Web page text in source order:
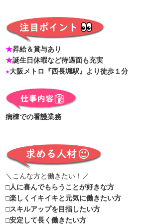
★昇給＆賞与あり
★誕生日休暇など待遇面も充実
★大阪メトロ『西長堀駅』より徒歩１分
病棟での看護業務
＼こんな方と働きたい！／
□人に喜んでもらうことが好きな方
□楽しくイキイキと元気に働きたい方
□スキルアップを目指したい方
□安定して長く働きたい方